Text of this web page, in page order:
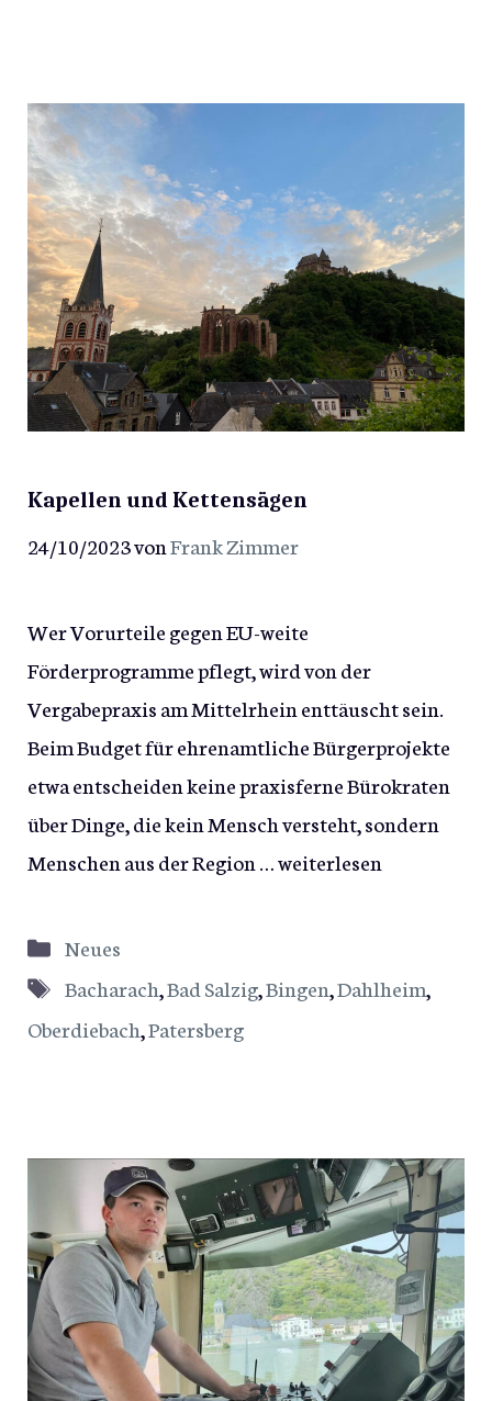
Kapellen und Kettensägen
24/10/2023vonFrank Zimmer
Wer Vorurteile gegen EU-weite
Förderprogramme pflegt, wird von der
Vergabepraxis am Mittelrhein enttäuscht sein.
Beim Budget für ehrenamtliche Bürgerprojekte
etwa entscheiden keine praxisferne Bürokraten
über Dinge, die kein Mensch versteht, sondern
Menschen aus der Region …weiterlesen
Kategorien
Neues
Schlagwörter
Bacharach,Bad Salzig,Bingen,Dahlheim,
Oberdiebach,Patersberg